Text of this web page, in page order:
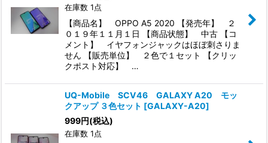
在庫数 1点
【商品名】 OPPO A5 2020 【発売年】 ２
０１９年１１月１日 【商品状態】 中古 【コ
メント】 イヤフォンジャックはほぼ刺さりま
せん 【販売単位】 ２色で１セット 【クリッ
クポスト対応】 …
UQ-Mobile SCV46 GALAXY A20 モッ
クアップ ３色セット [GALAXY-A20]
999円(税込)
在庫数 1点